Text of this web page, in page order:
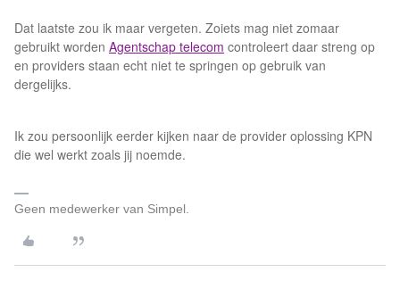
Dat laatste zou ik maar vergeten. Zoiets mag niet zomaar
gebruikt worden Agentschap telecom controleert daar streng op
en providers staan echt niet te springen op gebruik van
dergelijks.
Ik zou persoonlijk eerder kijken naar de provider oplossing KPN
die wel werkt zoals jij noemde.
Geen medewerker van Simpel.